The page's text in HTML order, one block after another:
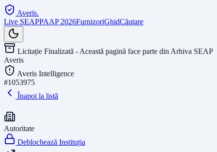
Averis.
Live SEAPPAAP 2026FurnizoriGhidCăutare
Licitație Finalizată - Această pagină face parte din Arhiva SEAP
Averis
Averis Intelligence
#1053975
Înapoi la listă
Autoritate
Deblochează Instituția